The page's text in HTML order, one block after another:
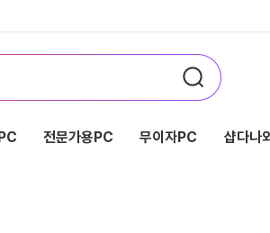
전문가용PC 무이자PC 샵다나